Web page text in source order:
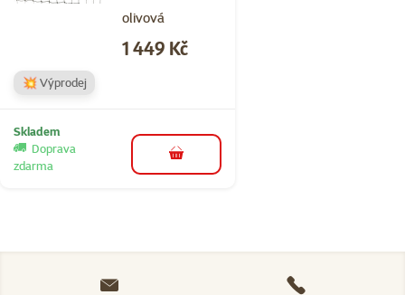
olivová
Cena
1 449 Kč
💥 Výprodej
Skladem
Doprava
zdarma
do košíku